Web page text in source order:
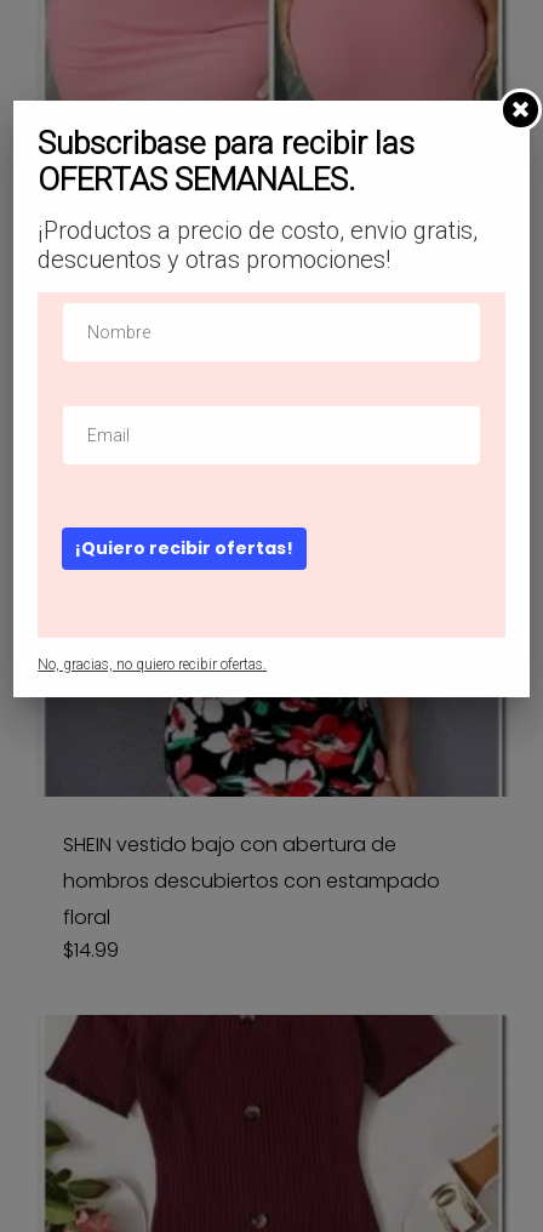
SHEIN SXY Vestido ajustado tejido de canalé
ribete con fruncido
$21.99
SHEIN vestido bajo con abertura de
hombros descubiertos con estampado
floral
$14.99
Subscribase para recibir las
OFERTAS SEMANALES.
¡Productos a precio de costo, envio gratis,
descuentos y otras promociones!
¡Quiero recibir ofertas!
No, gracias, no quiero recibir ofertas.